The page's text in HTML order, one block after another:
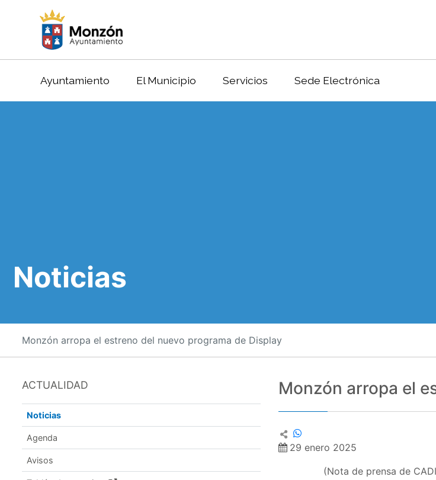
Ayuntamiento El Municipio Servicios Sede Electrónica
Noticias
Monzón arropa el estreno del nuevo programa de Display
ACTUALIDAD
Noticias
Agenda
Avisos
Monzón arropa el
29 enero 2025
(Nota de prensa de